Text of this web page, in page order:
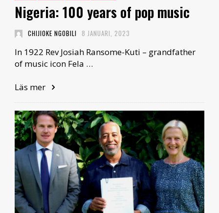
Nigeria: 100 years of pop music
CHIJIOKE NGOBILI 8 JANUARI, 2023
In 1922 Rev Josiah Ransome-Kuti – grandfather
of music icon Fela …
Läs mer